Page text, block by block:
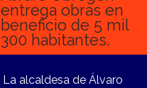
entrega obras en
beneficio de 5 mil
300 habitantes.
La alcaldesa de Álvaro